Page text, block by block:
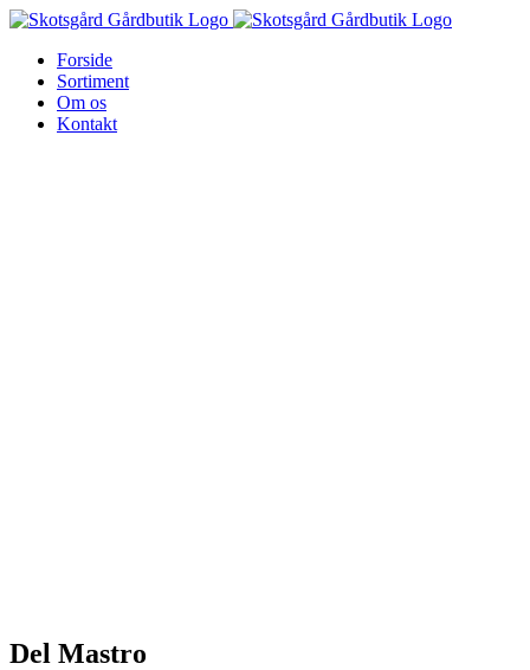
Skip
contentForside
Sortiment
Om os
Kontakt
Del Mastro